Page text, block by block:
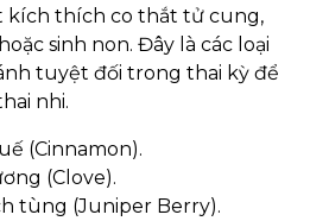
kích thích co thắt tử cung,
sinh non. Đây là các loại
tuyệt đối trong thai kỳ để
nhi.
(Cinnamon).
(Clove).
tùng (Juniper Berry).